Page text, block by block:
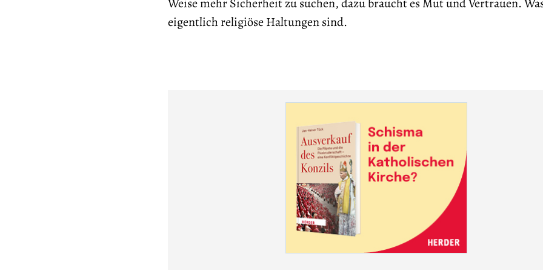
eigentlich religiöse Haltungen sind.